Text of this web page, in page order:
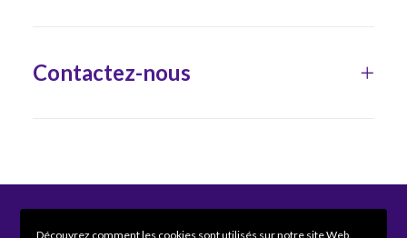
Contactez-nous
Découvrez comment les cookies sont utilisés sur notre site Web.